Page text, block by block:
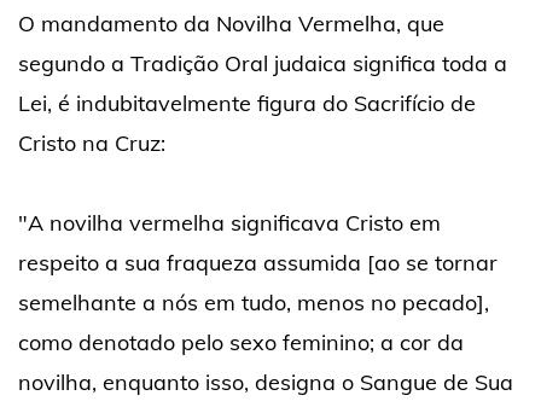
O mandamento da Novilha Vermelha, que
segundo a Tradição Oral judaica significa toda a
Lei, é indubitavelmente figura do Sacrifício de
Cristo na Cruz:
"A novilha vermelha significava Cristo em
respeito a sua fraqueza assumida [ao se tornar
semelhante a nós em tudo, menos no pecado],
como denotado pelo sexo feminino; a cor da
novilha, enquanto isso, designa o Sangue de Sua